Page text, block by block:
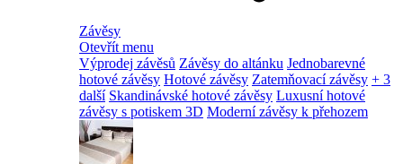
Závěsy
Otevřít menu
Výprodej závěsů Závěsy do altánku Jednobarevné
hotové závěsy Hotové závěsy Zatemňovací závěsy + 3
další Skandinávské hotové závěsy Luxusní hotové
závěsy s potiskem 3D Moderní závěsy k přehozem